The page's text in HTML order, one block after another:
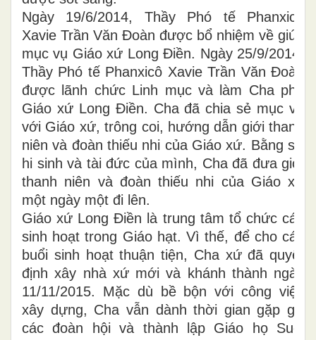
Ngày 19/6/2014, Thầy Phó tế Phanxicô
Xavie Trần Văn Đoàn được bổ nhiệm về giúp
mục vụ Giáo xứ Long Điền. Ngày 25/9/2014,
Thầy Phó tế Phanxicô Xavie Trần Văn Đoàn
được lãnh chức Linh mục và làm Cha phó
Giáo xứ Long Điền. Cha đã chia sẻ mục vụ
với Giáo xứ, trông coi, hướng dẫn giới thanh
niên và đoàn thiếu nhi của Giáo xứ. Bằng sự
hi sinh và tài đức của mình, Cha đã đưa giới
thanh niên và đoàn thiếu nhi của Giáo xứ
một ngày một đi lên.
Giáo xứ Long Điền là trung tâm tổ chức các
sinh hoạt trong Giáo hạt. Vì thế, để cho các
buổi sinh hoạt thuận tiện, Cha xứ đã quyết
định xây nhà xứ mới và khánh thành ngày
11/11/2015. Mặc dù bề bộn với công việc
xây dựng, Cha vẫn dành thời gian gặp gỡ
các đoàn hội và thành lập Giáo họ Suối